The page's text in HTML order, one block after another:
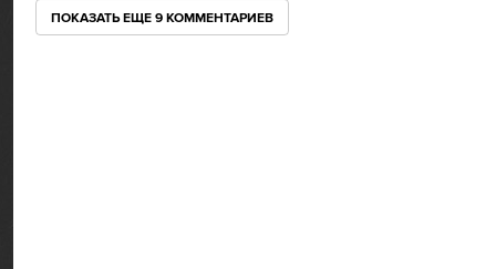
ПОКАЗАТЬ ЕЩЕ 9 КОММЕНТАРИЕВ